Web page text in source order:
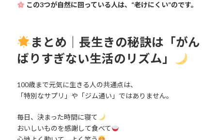
この3つが自然に回っている人は、“老けにくい”のです。
まとめ｜長生きの秘訣は「がん
ばりすぎない生活のリズム」
100歳まで元気に生きる人の共通点は、
「特別なサプリ」や「ジム通い」ではありません。
毎日、決まった時間に寝て
おいしいものを感謝して食べて